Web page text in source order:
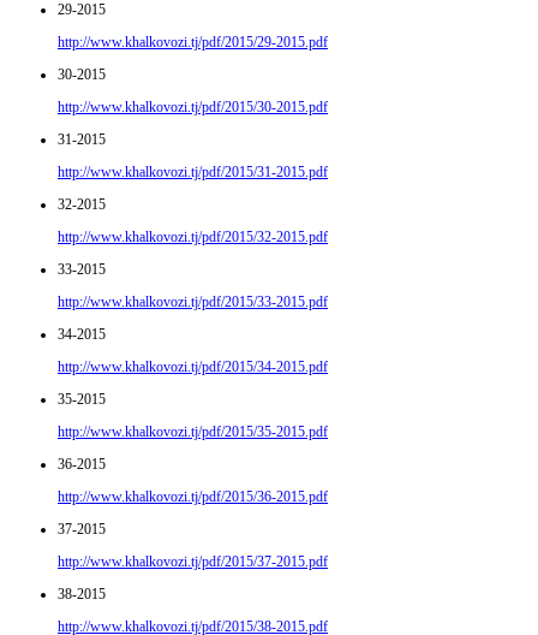
29-2015
http://www.khalkovozi.tj/pdf/2015/29-2015.pdf
30-2015
http://www.khalkovozi.tj/pdf/2015/30-2015.pdf
31-2015
http://www.khalkovozi.tj/pdf/2015/31-2015.pdf
32-2015
http://www.khalkovozi.tj/pdf/2015/32-2015.pdf
33-2015
http://www.khalkovozi.tj/pdf/2015/33-2015.pdf
34-2015
http://www.khalkovozi.tj/pdf/2015/34-2015.pdf
35-2015
http://www.khalkovozi.tj/pdf/2015/35-2015.pdf
36-2015
http://www.khalkovozi.tj/pdf/2015/36-2015.pdf
37-2015
http://www.khalkovozi.tj/pdf/2015/37-2015.pdf
38-2015
http://www.khalkovozi.tj/pdf/2015/38-2015.pdf